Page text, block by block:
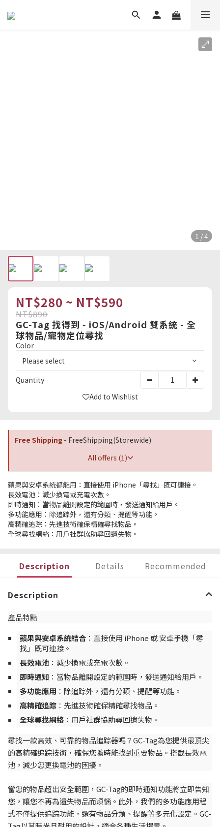
1 / 4
NT$280 ~ NT$590
NT$890
GC-Tag 找得到 - iOS/Android 雙系統 - 全
球物品/寵物定位尋找
Color
Quantity
Add to Wishlist
Free Shipping - FreeShipping(Storewide)
All offers (1)
蘋果與安卓系統都能用：直接使用 iPhone「尋找」既可連接。
長效電池：減少換電或充電次數。
即時通知：當物品離開設定的範圍時，發送通知給用戶。
多功能應用：除追踪外，還有分類、提醒等功能。
高精確追踪：先進技術確保精確尋找物品。
全球尋找網絡：用戶社群協助尋回遺失物。
Description Details Recommended
Description
產品特點
蘋果與安卓系統結合：直接使用 iPhone 或 安卓手機「尋
找」既可連接。
長效電池：減少換電或充電次數。
即時通知 ：當物品離開設定的範圍時，發送通知給用戶。
多功能應用 ：除追踪外，還有分類、提醒等功能。
高精確追踪：先進技術確保精確尋找物品。
全球尋找網絡：用戶社群協助尋回遺失物。
尋找一款高效、可靠的物品追踪器嗎？GC-Tag為您提供最頂尖
的高精確追踪技術，確保您隨時能找到重要物品。搭載長效電
池，減少您更換電池的困擾。
當您的物品超出安全範圍，GC-Tag的即時通知功能將立即告知
您，讓您不再為遺失物品而煩惱。此外，我們的多功能應用程
式不僅提供追踪功能，還有物品分類、提醒等多元化設定。GC-